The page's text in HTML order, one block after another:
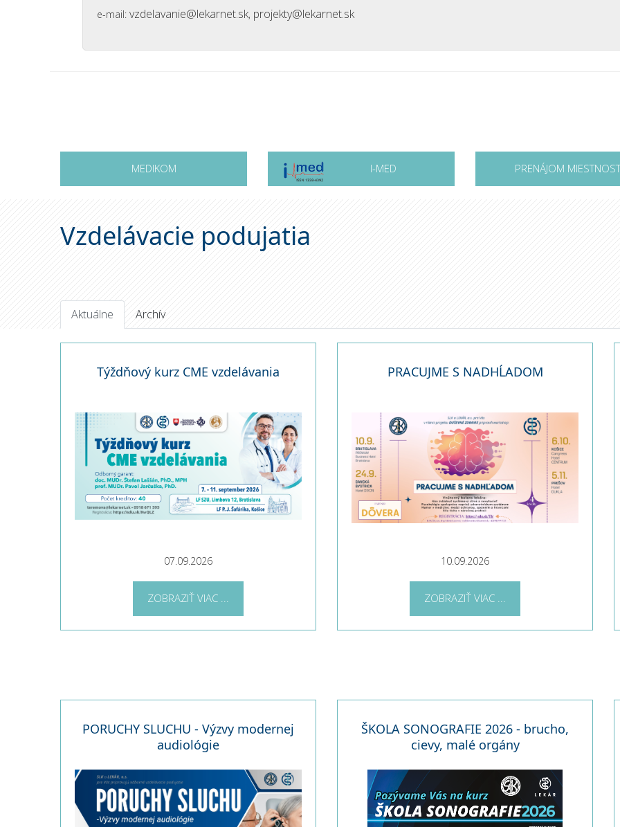
e-mail: vzdelavanie@lekarnet.sk, projekty@lekarnet.sk
MEDIKOM I-MED PRENÁJOM
Vzdelávacie podujatia
Aktuálne Archív
Týždňový kurz CME vzdelávania
07.09.2026
ZOBRAZIŤ VIAC ...
PRACUJME S NADHĹADOM
10.09.2026
ZOBRAZIŤ VIAC ...
PORUCHY SLUCHU - Výzvy modernej
audiológie
ŠKOLA SONOGRAFIE 2026 - brucho,
cievy, malé orgány